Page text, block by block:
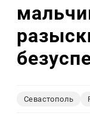
Севастополь